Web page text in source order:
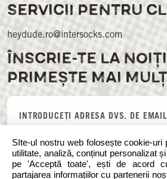
SERVICII PENTRU
heydude.ro@intersocks.com
ÎNSCRIE-TE LA
PRIMEȘTE MAI
SIte-ul nostru web folosește cookie-uri
utilitate, analiză, conținut personalizat
pe 'Acceptă toate', ești de acord
partajarea informațiilor cu partenerii